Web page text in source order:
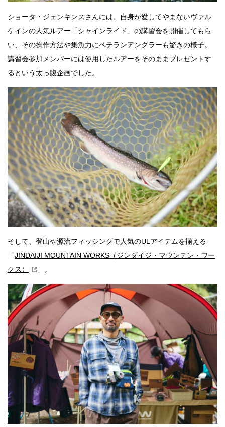
ショータ・ジェンキンスさんには、自身が愛してやまないヴァル
ケインの人気ルアー「シャインライド」の講習会を開催してもら
い、その操作方法や集魚力にベテランアングラーも驚きの様子。
講習会参加メンバーには使用したルアーをそのままプレゼントす
るという太っ腹企画でした。
そして、登山や源流フィッシングで人気のULアイテムを揃える
「JINDAIJI MOUNTAIN WORKS（ジンダイジ・マウンテン・ワー
クス）
」。